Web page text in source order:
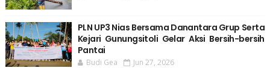
PLN UP3 Nias Bersama Danantara Grup Serta
Kejari Gunungsitoli Gelar Aksi Bersih-bersih
Pantai
Budi Gea Jun 27, 2026